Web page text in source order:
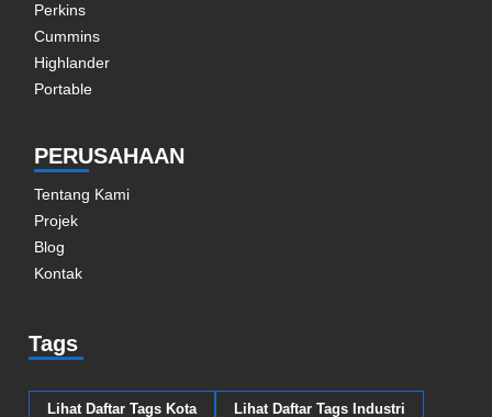
Perkins
Cummins
Highlander
Portable
PERUSAHAAN
Tentang Kami
Projek
Blog
Kontak
Tags
Lihat Daftar Tags Kota Lihat Daftar Tags Industri